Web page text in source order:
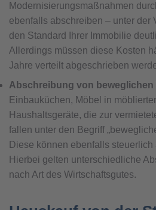
Modernisierungsmaßnahmen
ebenfalls abschreiben – unter der
den Standard Ihrer Immobilie
Allerdings müssen diese Kosten
Jahre verteilt abgeschrieben
Abschreibung von
Einbauküchen, Möbel in
Haushaltsgeräte, die zur
fallen unter den Begriff
Diese können ebenfalls
Hierbei gelten unterschiedliche
nach Art des Wirtschaftsgutes.